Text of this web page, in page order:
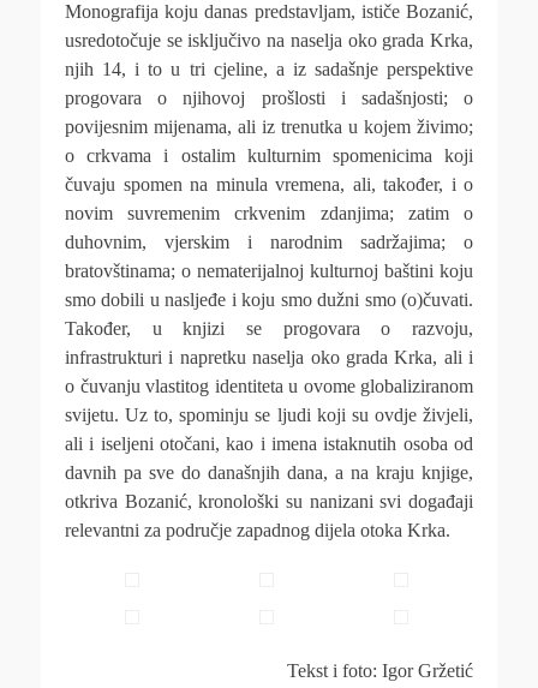
Monografija koju danas predstavljam, ističe Bozanić,
usredotočuje se isključivo na naselja oko grada Krka,
njih 14, i to u tri cjeline, a iz sadašnje perspektive
progovara o njihovoj prošlosti i sadašnjosti; o
povijesnim mijenama, ali iz trenutka u kojem živimo;
o crkvama i ostalim kulturnim spomenicima koji
čuvaju spomen na minula vremena, ali, također, i o
novim suvremenim crkvenim zdanjima; zatim o
duhovnim, vjerskim i narodnim sadržajima; o
bratovštinama; o nematerijalnoj kulturnoj baštini koju
smo dobili u nasljeđe i koju smo dužni smo (o)čuvati.
Također, u knjizi se progovara o razvoju,
infrastrukturi i napretku naselja oko grada Krka, ali i
o čuvanju vlastitog identiteta u ovome globaliziranom
svijetu. Uz to, spominju se ljudi koji su ovdje živjeli,
ali i iseljeni otočani, kao i imena istaknutih osoba od
davnih pa sve do današnjih dana, a na kraju knjige,
otkriva Bozanić, kronološki su nanizani svi događaji
relevantni za područje zapadnog dijela otoka Krka.
Tekst i foto: Igor Gržetić